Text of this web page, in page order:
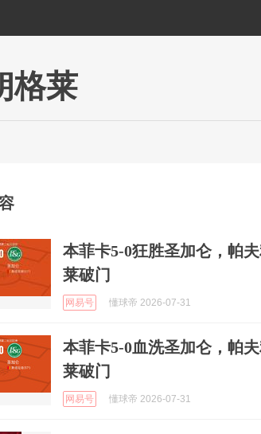
格莱
本菲卡5-0狂胜圣加仑，帕
莱破门
网易号 懂球帝 2026-07-31
本菲卡5-0血洗圣加仑，帕
莱破门
网易号 懂球帝 2026-07-31